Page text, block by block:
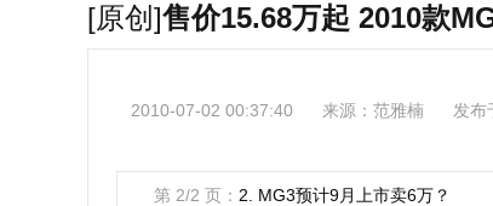
[原创]售价15.68万起 2010款
2010-07-02 00:37:40 来源： 范雅楠 发布
第 2/2 页： 2. MG3预计9月上市卖6万？